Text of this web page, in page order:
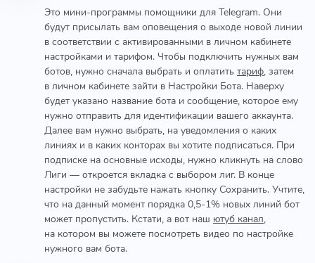
Это мини-программы помощники для Telegram. Они
будут присылать вам оповещения о выходе новой линии
в соответствии с активированными в личном кабинете
настройками и тарифом. Чтобы подключить нужных вам
ботов, нужно сначала выбрать и оплатить тариф, затем
в личном кабинете зайти в Настройки Бота. Наверху
будет указано название бота и сообщение, которое ему
нужно отправить для идентификации вашего аккаунта.
Далее вам нужно выбрать, на уведомления о каких
линиях и в каких конторах вы хотите подписаться. При
подписке на основные исходы, нужно кликнуть на слово
Лиги — откроется вкладка с выбором лиг. В конце
настройки не забудьте нажать кнопку Сохранить. Учтите,
что на данный момент порядка 0,5-1% новых линий бот
может пропустить. Кстати, а вот наш ютуб канал,
на котором вы можете посмотреть видео по настройке
нужного вам бота.